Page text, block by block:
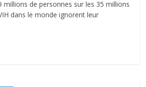
millions de personnes sur les 35 millions
dans le monde ignorent leur